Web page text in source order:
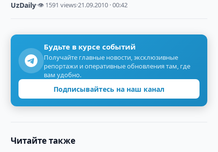
UzDaily·👁 1591 views·21.09.2010 · 00:42
Будьте в курсе событий
Получайте главные новости, эксклюзивные
репортажи и оперативные обновления там, где
вам удобно.
Подписывайтесь на наш канал
Читайте также